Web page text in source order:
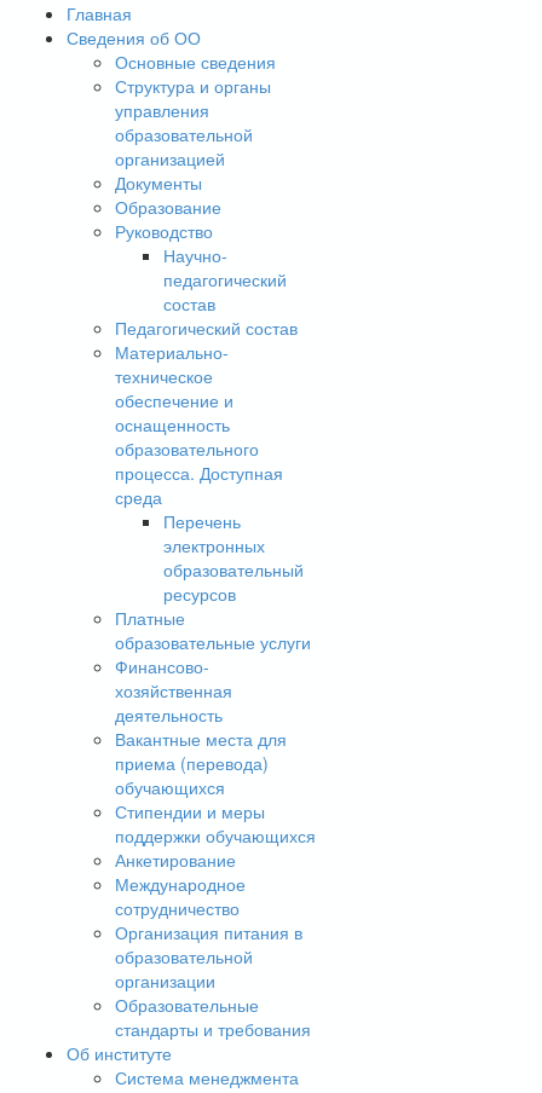
Главная
Сведения об ОО
Основные сведения
Структура и органы
управления
образовательной
организацией
Документы
Образование
Руководство
Научно-
педагогический
состав
Педагогический состав
Материально-
техническое
обеспечение и
оснащенность
образовательного
процесса. Доступная
среда
Перечень
электронных
образовательный
ресурсов
Платные
образовательные услуги
Финансово-
хозяйственная
деятельность
Вакантные места для
приема (перевода)
обучающихся
Стипендии и меры
поддержки обучающихся
Анкетирование
Международное
сотрудничество
Организация питания в
образовательной
организации
Образовательные
стандарты и требования
Об институте
Система менеджмента